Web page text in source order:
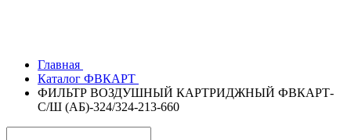
Главная
Каталог ФВКАРТ
ФИЛЬТР ВОЗДУШНЫЙ КАРТРИДЖНЫЙ ФВКАРТ-
С/Ш (АБ)-324/324-213-660